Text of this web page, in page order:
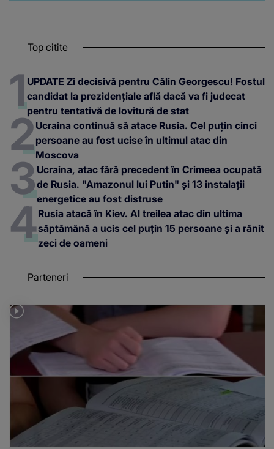
Top citite
UPDATE Zi decisivă pentru Călin Georgescu! Fostul
candidat la prezidențiale află dacă va fi judecat
pentru tentativă de lovitură de stat
Ucraina continuă să atace Rusia. Cel puțin cinci
persoane au fost ucise în ultimul atac din
Moscova
Ucraina, atac fără precedent în Crimeea ocupată
de Rusia. "Amazonul lui Putin" și 13 instalații
energetice au fost distruse
Rusia atacă în Kiev. Al treilea atac din ultima
săptămână a ucis cel puțin 15 persoane și a rănit
zeci de oameni
Parteneri